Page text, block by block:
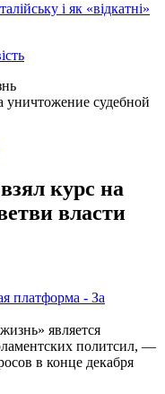
і як «відкатні»
курс на
власти
платформа - За